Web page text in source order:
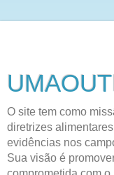
O site tem como
diretrizes
evidências nos
Sua visão é